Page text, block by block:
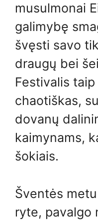
musulmonai
galimybę
švęsti savo
draugų bei
Festivalis
chaotiškas,
dovanų
kaimynams,
šokiais.
Šventės
ryte, pavalgo